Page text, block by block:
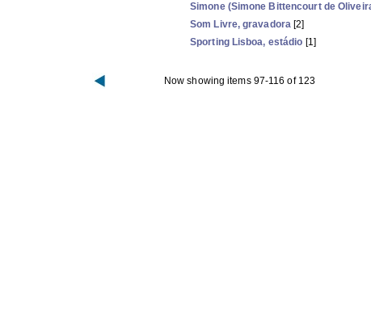
Simone (Simone Bittencourt de
Som Livre, gravadora [2]
Sporting Lisboa, estádio [1]
Now showing items 97-116 of 123